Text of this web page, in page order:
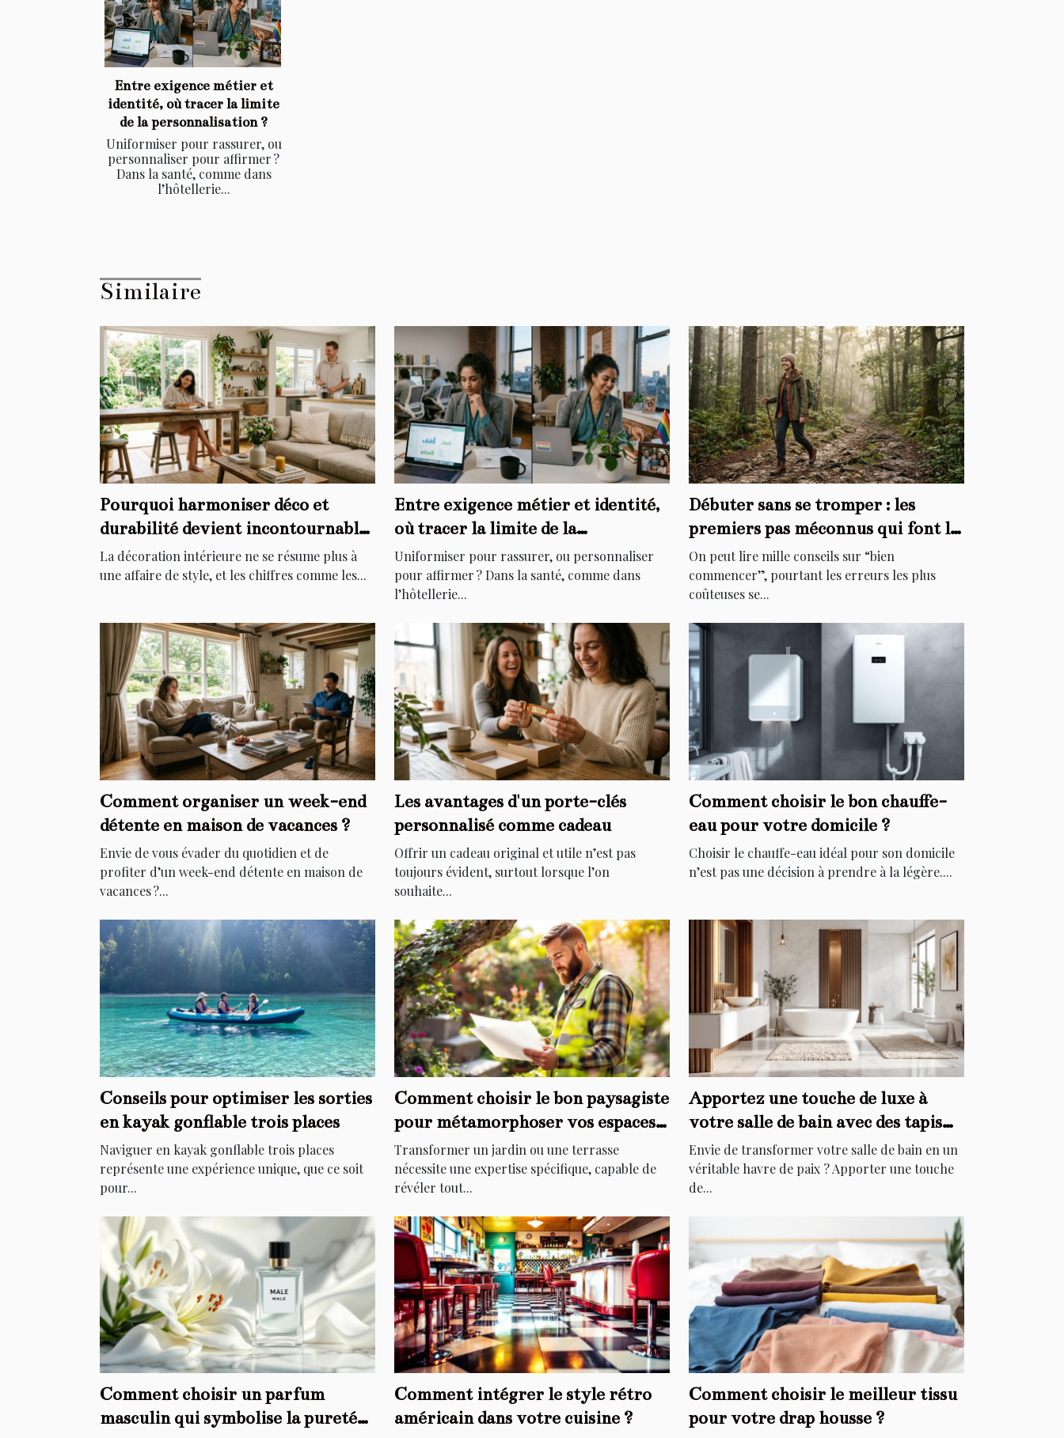
Entre exigence métier et
identité, où tracer la limite
de la personnalisation ?
Uniformiser pour rassurer, ou
personnaliser pour affirmer ?
Dans la santé, comme dans
l’hôtellerie...
Similaire
Pourquoi harmoniser déco et
durabilité devient incontournable
chez soi
La décoration intérieure ne se résume plus à
une affaire de style, et les chiffres comme les...
Entre exigence métier et identité,
où tracer la limite de la
personnalisation ?
Uniformiser pour rassurer, ou personnaliser
pour affirmer ? Dans la santé, comme dans
l’hôtellerie...
Débuter sans se tromper : les
premiers pas méconnus qui font la
différence
On peut lire mille conseils sur “bien
commencer”, pourtant les erreurs les plus
coûteuses se...
Comment organiser un week-end
détente en maison de vacances ?
Envie de vous évader du quotidien et de
profiter d’un week-end détente en maison de
vacances ?...
Les avantages d'un porte-clés
personnalisé comme cadeau
Offrir un cadeau original et utile n’est pas
toujours évident, surtout lorsque l’on
souhaite...
Comment choisir le bon chauffe-
eau pour votre domicile ?
Choisir le chauffe-eau idéal pour son domicile
n’est pas une décision à prendre à la légère....
Conseils pour optimiser les sorties
en kayak gonflable trois places
Naviguer en kayak gonflable trois places
représente une expérience unique, que ce soit
pour...
Comment choisir le bon paysagiste
pour métamorphoser vos espaces
extérieurs ?
Transformer un jardin ou une terrasse
nécessite une expertise spécifique, capable de
révéler tout...
Apportez une touche de luxe à
votre salle de bain avec des tapis
élégants
Envie de transformer votre salle de bain en un
véritable havre de paix ? Apporter une touche
de...
Comment choisir un parfum
masculin qui symbolise la pureté
Comment intégrer le style rétro
américain dans votre cuisine ?
Comment choisir le meilleur tissu
pour votre drap housse ?